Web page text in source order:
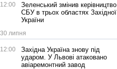
12:00
Зеленський змінив керівництво
СБУ в трьох областях Західної
України
30 липня
12:00
Західна Україна знову під
ударом. У Львові атаковано
авіаремонтний завод